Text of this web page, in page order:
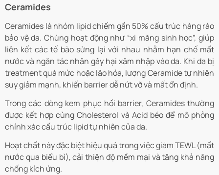
Ceramides
Ceramides là nhóm lipid chiếm gần 50% cấu trúc hàng rào
bảo vệ da. Chúng hoạt động như “xi măng sinh học”, giúp
liên kết các tế bào sừng lại với nhau nhằm hạn chế mất
nước và ngăn tác nhân gây hại xâm nhập vào da. Khi da bị
treatment quá mức hoặc lão hóa, lượng Ceramide tự nhiên
suy giảm mạnh, khiến barrier dễ nứt vỡ và mất ổn định.
Trong các dòng kem phục hồi barrier, Ceramides thường
được kết hợp cùng Cholesterol và Acid béo để mô phỏng
chính xác cấu trúc lipid tự nhiên của da.
Hoạt chất này đặc biệt hiệu quả trong việc giảm TEWL (mất
nước qua biểu bì), cải thiện độ mềm mại và tăng khả năng
chống kích ứng.